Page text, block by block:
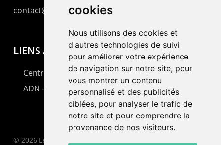
cookies
Nous utilisons des cookies et
d'autres technologies de suivi
pour améliorer votre expérience
de navigation sur notre site, pour
vous montrer un contenu
personnalisé et des publicités
ciblées, pour analyser le trafic de
notre site et pour comprendre la
provenance de nos visiteurs.
contact@lepommier.ch
LIENS AMIS
Centre de culture ABC
ADN – Association Danse Neuchâtel
© 2026 Le Pommier.